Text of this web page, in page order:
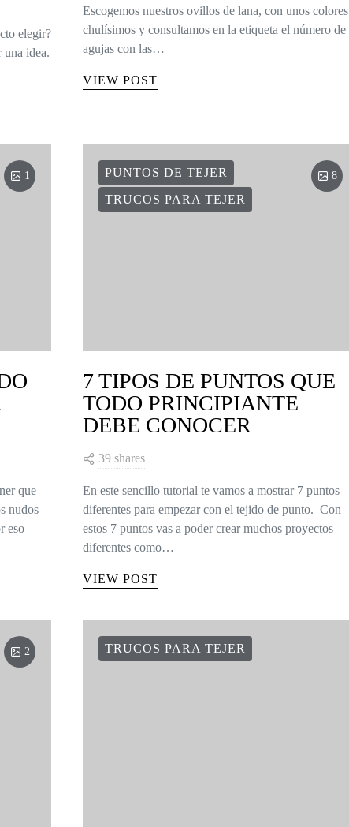
elegir?
una idea.
Escogemos nuestros ovillos de lana, con unos colores
chulísimos y consultamos en la etiqueta el número de
agujas con las…
VIEW POST
1
que
nudos
eso
PUNTOS DE TEJER
TRUCOS PARA TEJER
8
7 TIPOS DE PUNTOS QUE
TODO PRINCIPIANTE
DEBE CONOCER
39 shares
En este sencillo tutorial te vamos a mostrar 7 puntos
diferentes para empezar con el tejido de punto. Con
estos 7 puntos vas a poder crear muchos proyectos
diferentes como…
VIEW POST
2 TRUCOS PARA TEJER